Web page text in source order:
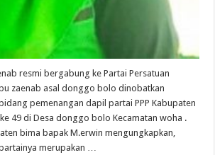
resmi bergabung ke Partai Persatuan
zaenab asal donggo bolo dinobatkan
pemenangan dapil partai PPP Kabupaten
ke 49 di Desa donggo bolo Kecamatan woha .
bima bapak M.erwin mengungkapkan,
merupakan …